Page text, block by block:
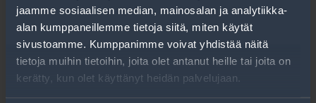
jaamme sosiaalisen median, mainosalan ja analytiikka-
alan kumppaneillemme tietoja siitä, miten käytät
sivustoamme. Kumppanimme voivat yhdistää näitä
tietoja muihin tietoihin, joita olet antanut heille tai joita on
kerätty, kun olet käyttänyt heidän palvelujaan.
E5 = hyväksymistunnus
010023 = hyväksymisnumero